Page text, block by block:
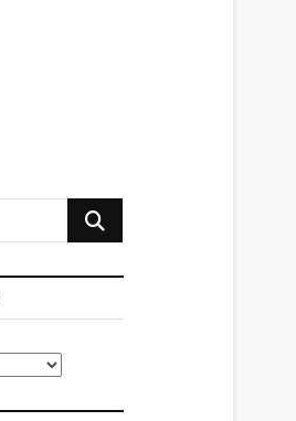
Buscar